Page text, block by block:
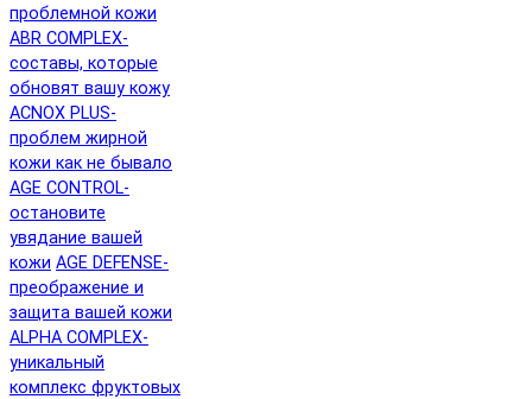
проблемной кожи
ABR COMPLEX-
составы, которые
обновят вашу кожу
ACNOX PLUS-
проблем жирной
кожи как не бывало
AGE CONTROL-
остановите
увядание вашей
кожи AGE DEFENSE-
преображение и
защита вашей кожи
ALPHA COMPLEX-
уникальный
комплекс фруктовых